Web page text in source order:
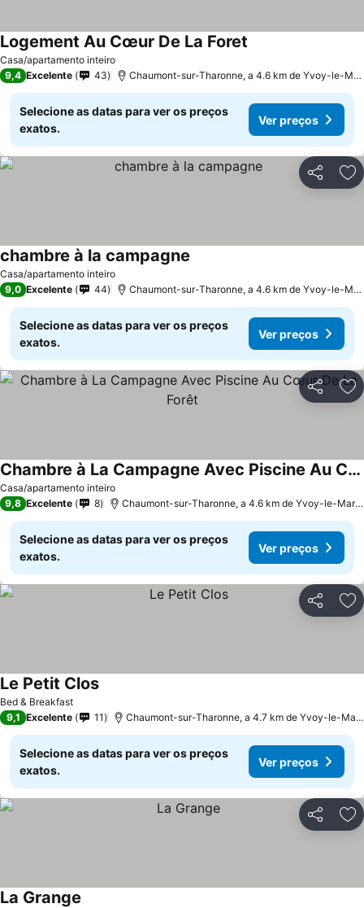
Casa/apartamento inteiro
Logement Au Cœur De La Foret
9,4 Excelente 43 Chaumont-sur-Tharonne, a 4.6 km de Yvoy-le-
Selecione as datas para ver os preços
exatos.
Ver preços
Partilhar
Casa/apartamento inteiro
chambre à la campagne
9,0 Excelente 44 Chaumont-sur-Tharonne, a 4.6 km de Yvoy-le-
Selecione as datas para ver os preços
exatos.
Ver preços
Partilhar
Casa/apartamento inteiro
Chambre à La Campagne Avec Piscine Au Cœur De La Forêt
Ver preços
9,8 Excelente 8 Chaumont-sur-Tharonne, a 4.6 km de Yvoy-le-
Selecione as datas para ver os preços
exatos.
Ver preços
Partilhar
Bed & Breakfast
Le Petit ClosVer preços
9,1 Excelente 11 Chaumont-sur-Tharonne, a 4.7 km de Yvoy-le-
Selecione as datas para ver os preços
exatos.
Ver preços
Partilhar
La Grange